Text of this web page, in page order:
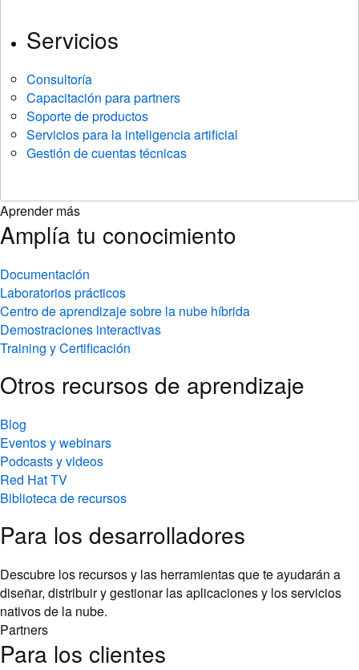
Servicios
Consultoría
Capacitación para partners
Soporte de productos
Servicios para la inteligencia artificial
Gestión de cuentas técnicas
Aprender más
Amplía tu conocimiento
Documentación
Laboratorios prácticos
Centro de aprendizaje sobre la nube híbrida
Demostraciones interactivas
Training y Certificación
Otros recursos de aprendizaje
Blog
Eventos y webinars
Podcasts y videos
Red Hat TV
Biblioteca de recursos
Para los desarrolladores
Descubre los recursos y las herramientas que te ayudarán a
diseñar, distribuir y gestionar las aplicaciones y los servicios
nativos de la nube.
Partners
Para los clientes